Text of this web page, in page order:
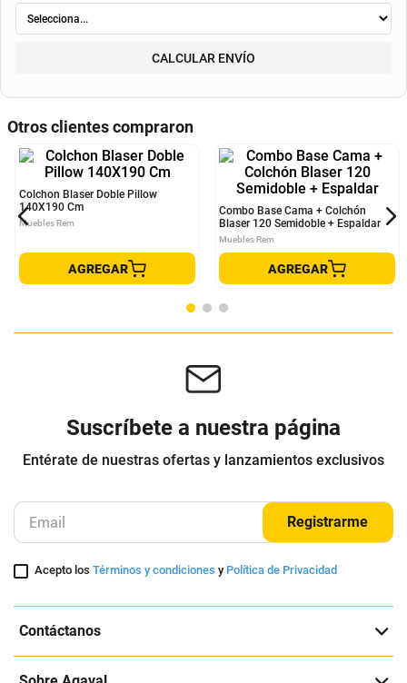
CALCULAR ENVÍO
Otros clientes compraron
140X190 Cm
Blaser 120 Semidoble + Espaldar
Suscríbete a nuestra página
Entérate de nuestras ofertas y lanzamientos exclusivos
Acepto losTérminos y condiciones